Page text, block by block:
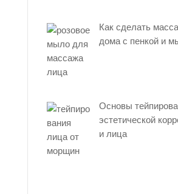
Как сделать
дома с пенкой и
Основы
эстетической
и лица